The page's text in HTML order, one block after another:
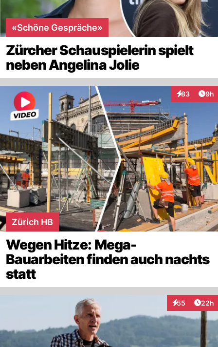
«Schöne Gespräche»
Zürcher Schauspielerin spielt
neben Angelina Jolie
83
Interaktionen
9h
Zürich HB
Wegen Hitze: Mega-
Bauarbeiten finden auch nachts
statt
55
Interaktionen
22h